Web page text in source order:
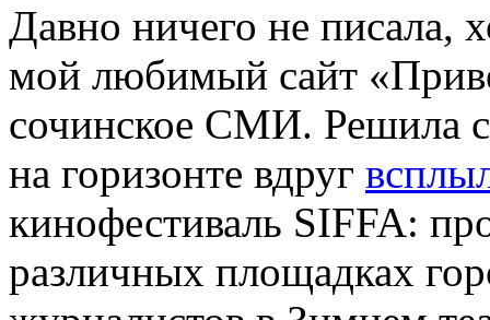
Давно ничего не писала,
мой любимый сайт
сочинское СМИ. Решила
на горизонте вдруг
кинофестиваль SIFFA:
различных площадках